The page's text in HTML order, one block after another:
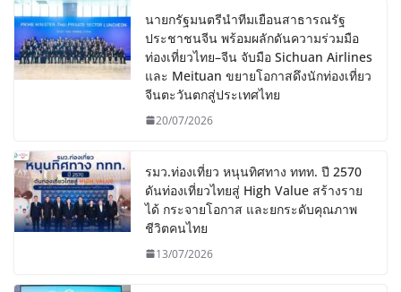
นายกรัฐมนตรีนำทีมเยือนสาธารณรัฐ
ประชาชนจีน พร้อมผลักดันความร่วมมือ
ท่องเที่ยวไทย–จีน จับมือ Sichuan Airlines
และ Meituan ขยายโอกาสดึงนักท่องเที่ยว
จีนตะวันตกสู่ประเทศไทย
20/07/2026
รมว.ท่องเที่ยว หนุนทิศทาง ททท. ปี 2570
ดันท่องเที่ยวไทยสู่ High Value สร้างราย
ได้ กระจายโอกาส และยกระดับคุณภาพ
ชีวิตคนไทย
13/07/2026